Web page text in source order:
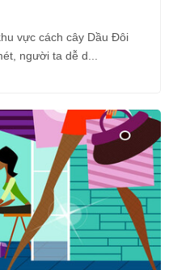
vực cách cây Dầu Đôi
người ta dễ d...